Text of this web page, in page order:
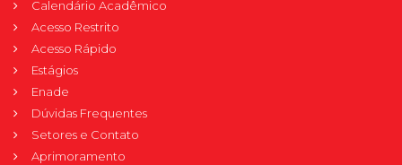
Calendário Acadêmico
Acesso Restrito
Acesso Rápido
Estágios
Enade
Dúvidas Frequentes
Setores e Contato
Aprimoramento